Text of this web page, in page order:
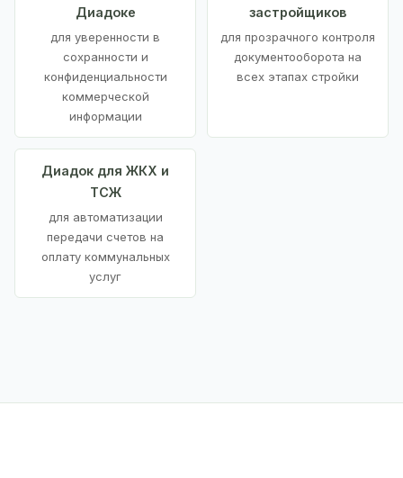
Диадоке
для уверенности в
сохранности и
конфиденциальности
коммерческой
информации
застройщиков
для прозрачного контроля
документооборота на
всех этапах стройки
Диадок для ЖКХ и
ТСЖ
для автоматизации
передачи счетов на
оплату коммунальных
услуг